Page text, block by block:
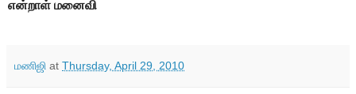
என்றாள் மனைவி
மணிஜி at Thursday, April 29, 2010